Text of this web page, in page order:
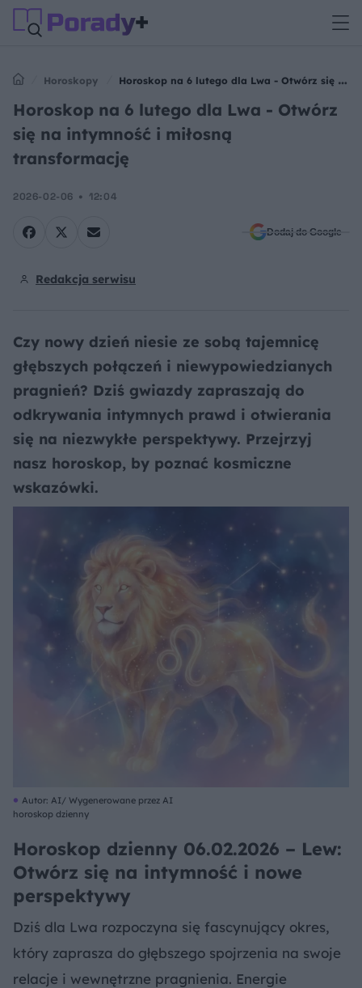
Horoskopy
Horoskop na 6 lutego dla Lwa - Otwórz się na
intymność i miłosną transformację
Horoskop na 6 lutego dla Lwa - Otwórz
się na intymność i miłosną
transformację
2026-02-06 12:04
Dodaj do Google
Redakcja serwisu
Czy nowy dzień niesie ze sobą tajemnicę
głębszych połączeń i niewypowiedzianych
pragnień? Dziś gwiazdy zapraszają do
odkrywania intymnych prawd i otwierania
się na niezwykłe perspektywy. Przejrzyj
nasz horoskop, by poznać kosmiczne
wskazówki.
Autor: AI/ Wygenerowane przez AI
horoskop dzienny
Horoskop dzienny 06.02.2026 – Lew:
Otwórz się na intymność i nowe
perspektywy
Dziś dla Lwa rozpoczyna się fascynujący okres,
który zaprasza do głębszego spojrzenia na swoje
relacje i wewnętrzne pragnienia. Energie